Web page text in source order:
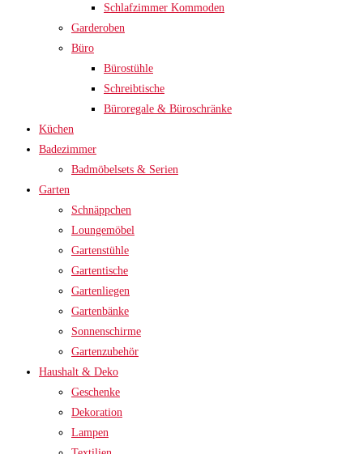
Schlafzimmer Kommoden
Garderoben
Büro
Bürostühle
Schreibtische
Büroregale & Büroschränke
Küchen
Badezimmer
Badmöbelsets & Serien
Garten
Schnäppchen
Loungemöbel
Gartenstühle
Gartentische
Gartenliegen
Gartenbänke
Sonnenschirme
Gartenzubehör
Haushalt & Deko
Geschenke
Dekoration
Lampen